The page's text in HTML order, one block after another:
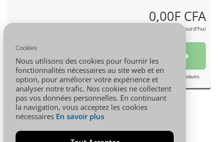
0,00F CFA
Total à payer aujourd'hui
Passer la commande
Ajouter d'autres produits
Cookies
Nous utilisons des cookies pour fournir les
fonctionnalités nécessaires au site web et en
option, pour améliorer votre expérience et
analyser notre trafic. Nos cookies ne collectent
pas vos données personnelles. En continuant
la navigation, vous acceptez les cookies
nécessaires En savoir plus